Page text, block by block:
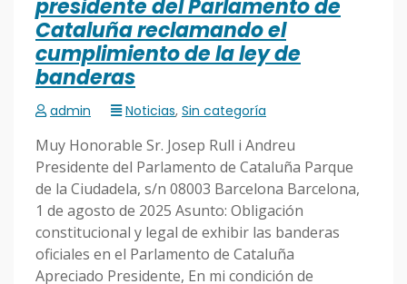
presidente del Parlamento de
Cataluña reclamando el
cumplimiento de la ley de
banderas
admin Noticias, Sin categoría
Muy Honorable Sr. Josep Rull i Andreu
Presidente del Parlamento de Cataluña Parque
de la Ciudadela, s/n 08003 Barcelona Barcelona,
1 de agosto de 2025 Asunto: Obligación
constitucional y legal de exhibir las banderas
oficiales en el Parlamento de Cataluña
Apreciado Presidente, En mi condición de